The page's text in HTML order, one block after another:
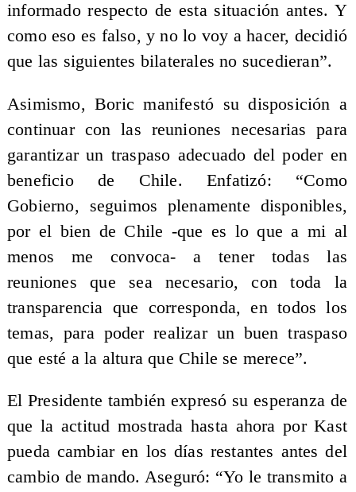
informado respecto de esta situación antes. Y
como eso es falso, y no lo voy a hacer, decidió
que las siguientes bilaterales no sucedieran”.
Asimismo, Boric manifestó su disposición a
continuar con las reuniones necesarias para
garantizar un traspaso adecuado del poder en
beneficio de Chile. Enfatizó: “Como
Gobierno, seguimos plenamente disponibles,
por el bien de Chile -que es lo que a mi al
menos me convoca- a tener todas las
reuniones que sea necesario, con toda la
transparencia que corresponda, en todos los
temas, para poder realizar un buen traspaso
que esté a la altura que Chile se merece”.
El Presidente también expresó su esperanza de
que la actitud mostrada hasta ahora por Kast
pueda cambiar en los días restantes antes del
cambio de mando. Aseguró: “Yo le transmito a